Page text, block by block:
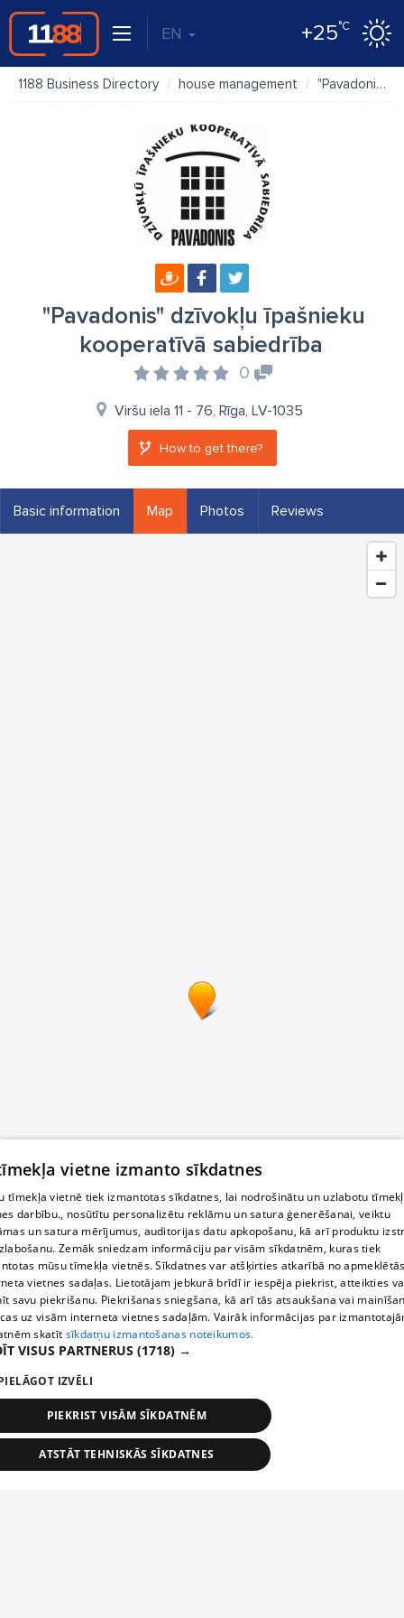
EN +25°C
1188 Business Directory house management "Pavadonis" dzīvokļu īpašnieku kooperatīvā sabiedrība
"Pavadonis" dzīvokļu īpašnieku
kooperatīvā sabiedrība
0
Viršu iela 11 - 76, Rīga, LV-1035
How to get there?
Basic information Map Photos Reviews
vietne izmanto sīkdatnes
tīmekļa vietnē tiek izmantotas sīkdatnes, lai nodrošinātu un uzlabotu
darbību., nosūtītu personalizētu reklāmu un satura ģenerēšanai, veiktu
un satura mērījumus, auditorijas datu apkopošanu, kā arī produktu
Zemāk sniedzam informāciju par visām sīkdatnēm, kuras tiek
mūsu tīmekļa vietnēs. Sīkdatnes var atšķirties atkarībā no
vietnes sadaļas. Lietotājam jebkurā brīdī ir iespēja piekrist, atteikties
savu piekrišanu. Piekrišanas sniegšana, kā arī tās atsaukšana vai
uz visām interneta vietnes sadaļām. Vairāk informācijas par
skatīt sīkdatņu izmantošanas noteikumos.
VISUS PARTNERUS (1718) →
IZVĒLI
PIEKRIST VISĀM SĪKDATNĒM
ATSTĀT TEHNISKĀS SĪKDATNES